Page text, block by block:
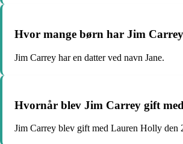
Hvor mange børn har Jim
Jim Carrey har en datter ved navn Jane.
Hvornår blev Jim Carrey gift
Jim Carrey blev gift med Lauren Holly den